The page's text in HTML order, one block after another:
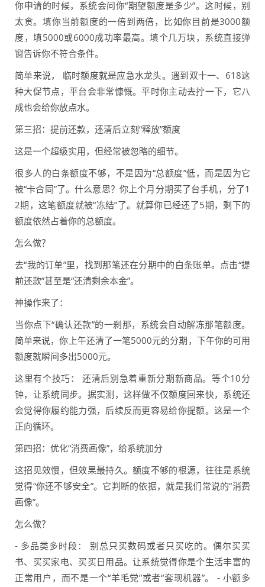
你申请的时候，系统会问你“期望额度是多少”。这时候，别
太贪。填你当前额度的一倍到两倍，比如你目前是3000额
度，填5000或6000成功率最高。填个几万块，系统直接弹
窗告诉你不符合条件。
简单来说， 临时额度就是应急水龙头。遇到双十一、618这
种大促节点，平台会非常慷慨。平时你主动去拧一下，它八
成也会给你放点水。
第三招：提前还款，还清后立刻“释放”额度
这是一个超级实用，但经常被忽略的细节。
很多人的白条额度不够，不是因为“总额度”低，而是因为它
被“卡合同”了。什么意思？你上个月分期买了台手机，分了1
2期，这笔额度就被“冻结”了。就算你已经还了5期，剩下的
额度依然占着你的总额度。
怎么做？
去“我的订单”里，找到那笔还在分期中的白条账单。点击“提
前还款”甚至是“还清剩余本金”。
神操作来了：
当你点下“确认还款”的一刹那，系统会自动解冻那笔额度。
简单来说，你上午还清了一笔5000元的分期，下午你的可用
额度就瞬间多出5000元。
这里有个技巧： 还清后别急着重新分期新商品。等个10分
钟，让系统同步。据实测，这样做不仅额度回来快，系统还
会觉得你履约能力强，后续反而更容易给你提额。这是一个
正向循环。
第四招：优化“消费画像”，给系统加分
这招见效慢，但效果最持久。额度不够的根源，往往是系统
觉得“你还不够安全”。它判断的依据，就是我们常说的“消费
画像”。
怎么做？
- 多品类多时段： 别总只买数码或者只买吃的。偶尔买买
书、买买家电、买买日用品。让系统觉得你是个生活丰富的
正常用户，而不是一个“羊毛党”或者“套现机器”。 - 小额多